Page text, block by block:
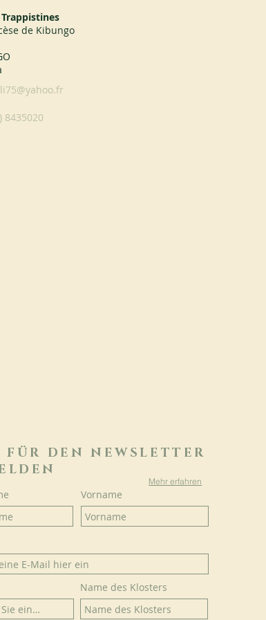
de Kibungo
8435020
FÜR DEN NEWSLETTER
Mehr erfahren
Vorname
Name des Klosters